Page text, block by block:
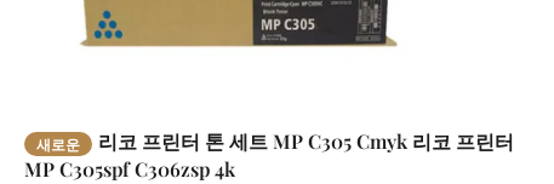
새로운
리코 프린터 톤 세트 MP C305 Cmyk 리코 프린터
MP C305spf C306zsp 4k